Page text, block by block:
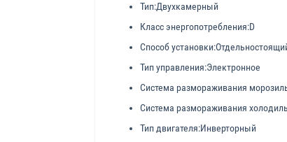
Тип:Двухкамерный
Класс энергопотребления:D
Способ установки:
Тип управления:Электронное
Система размораживания
Система размораживания
Тип двигателя:Инверторный